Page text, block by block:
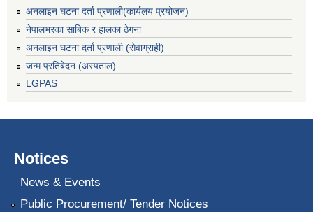
अनलाइन घटना दर्ता प्रणाली(कार्यलय प्रयोजन)
नेपालभरका साबिक र हालका ठेगना
अनलाइन घटना दर्ता प्रणाली (सेवाग्राही)
जन्म प्रतिबेदन (अस्पताल)
LGPAS
Notices
News & Events
Public Procurement/ Tender Notices